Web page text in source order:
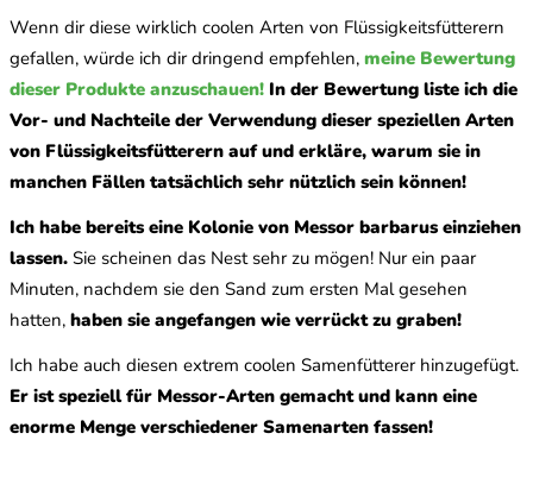
Wenn dir diese wirklich coolen Arten von Flüssigkeitsfütterern
gefallen, würde ich dir dringend empfehlen, meine Bewertung
dieser Produkte anzuschauen! In der Bewertung liste ich die
Vor- und Nachteile der Verwendung dieser speziellen Arten
von Flüssigkeitsfütterern auf und erkläre, warum sie in
manchen Fällen tatsächlich sehr nützlich sein können!
Ich habe bereits eine Kolonie von Messor barbarus einziehen
lassen. Sie scheinen das Nest sehr zu mögen! Nur ein paar
Minuten, nachdem sie den Sand zum ersten Mal gesehen
hatten, haben sie angefangen wie verrückt zu graben!
Ich habe auch diesen extrem coolen Samenfütterer hinzugefügt.
Er ist speziell für Messor-Arten gemacht und kann eine
enorme Menge verschiedener Samenarten fassen!